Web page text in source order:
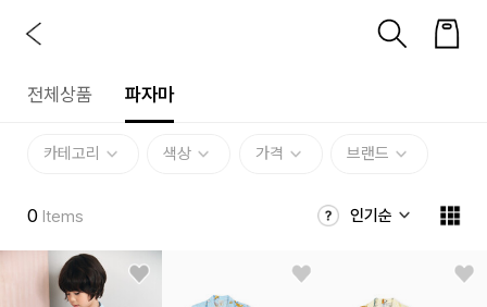
전체상품 파자마
카테고리 색상 가격 브랜드
0 Items 인기순